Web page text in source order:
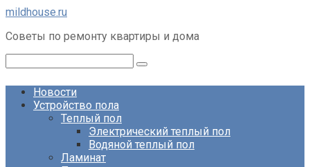
Перейти
контенту
mildhouse.ru
Советы по ремонту квартиры и дома
Новости
Устройство пола
Теплый пол
Электрический теплый пол
Водяной теплый пол
Ламинат